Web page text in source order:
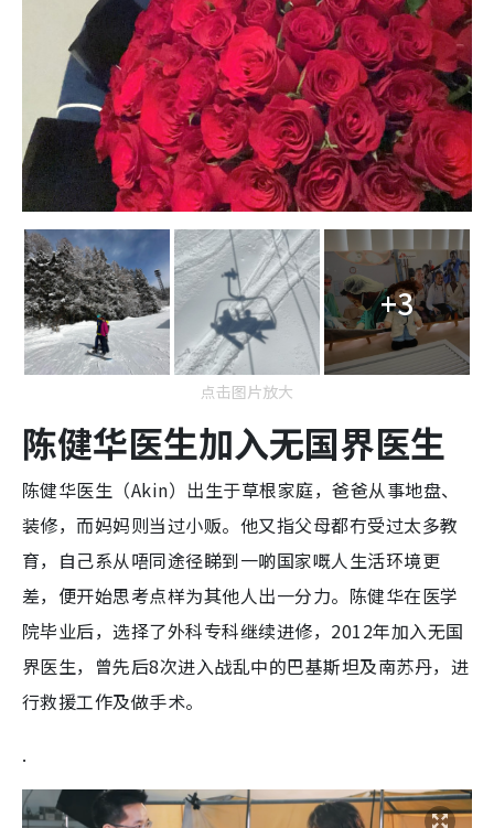
+3
点击图片放大
陈健华医生加入无国界医生
陈健华医生（Akin）出生于草根家庭，爸爸从事地盘、
装修，而妈妈则当过小贩。他又指父母都冇受过太多教
育，自己系从唔同途径睇到一啲国家嘅人生活环境更
差，便开始思考点样为其他人出一分力。陈健华在医学
院毕业后，选择了外科专科继续进修，2012年加入无国
界医生，曾先后8次进入战乱中的巴基斯坦及南苏丹，进
行救援工作及做手术。
.